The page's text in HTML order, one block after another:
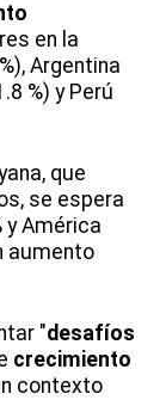
en la
Argentina
%) y Perú
que
se espera
y América
aumento
"desafíos
crecimiento
contexto